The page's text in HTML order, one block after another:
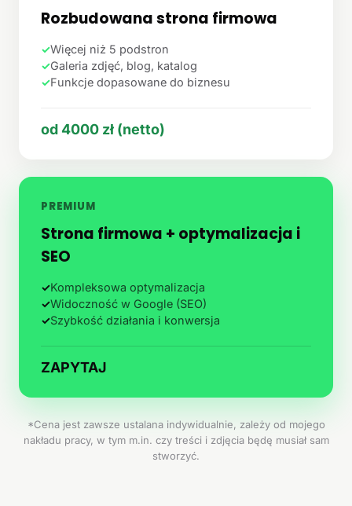
Rozbudowana strona firmowa
✓Więcej niż 5 podstron
✓Galeria zdjęć, blog, katalog
✓Funkcje dopasowane do biznesu
od 4000 zł (netto)
PREMIUM
Strona firmowa + optymalizacja i
SEO
✓Kompleksowa optymalizacja
✓Widoczność w Google (SEO)
✓Szybkość działania i konwersja
ZAPYTAJ
*Cena jest zawsze ustalana indywidualnie, zależy od mojego
nakładu pracy, w tym m.in. czy treści i zdjęcia będę musiał sam
stworzyć.